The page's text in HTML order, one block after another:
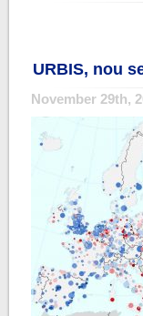
URBIS, nou
November 29th,